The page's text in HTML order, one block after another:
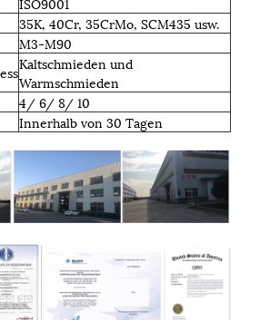
35K, 40Cr, 35CrMo, SCM435 usw.
M3-M90
Kaltschmieden und
Warmschmieden
4/ 6/ 8/ 10
Innerhalb von 30 Tagen